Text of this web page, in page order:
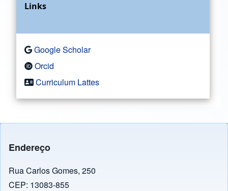
Links
Google Scholar
Orcid
Curriculum Lattes
Endereço
Rua Carlos Gomes, 250
CEP: 13083-855